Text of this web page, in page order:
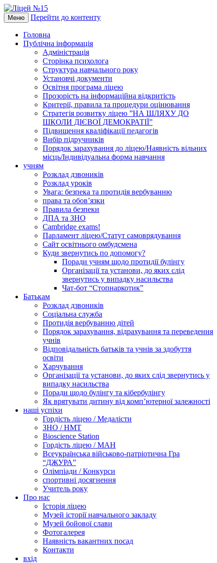
Меню Перейти до контенту
Головна
Публічна інформація
Адміністрація
Сторінка психолога
Структура навчального року
Установчі документи
Освітня програма ліцею
Прозорість на інформаційна відкритість
Критерії, правила та процедури оцінювання
Стратегія розвитку ліцею ”НА ШЛЯХУ ДО
ШКОЛИ ДІЄВОЇ ДЕМОКРАТІЇ”
Підвищення кваліфікації педагогів
Вибір підручників
Порядок зарахування до ліцею/Наявність вільних
місць/Індивідуальна форма навчання
учням
Розклад дзвоників
Розклад уроків
Увага: безпека та протидія вербуванню
права та обов’язки
Правила безпеки
ДПА та ЗНО
Cambridge exams!
Парламент ліцею/Статут самоврядування
Сайт освітнього омбудсмена
Куди звернутись по допомогу?
Поради учням щодо протидії булінгу
Організації та установи, до яких слід
звернутись у випадку насильства
Чат-бот “Стопнаркотик”
Батькам
Розклад дзвоників
Соціальна служба
Протидія вербуванню дітей
Порядок зарахування, відрахування та переведення
учнів
Відповідальність батьків та учнів за здобуття
освіти
Харчування
Організації та установи, до яких слід звернутись у
випадку насильства
Поради щодо булінгу та кібербулінгу
Як врятувати дитину від комп’ютерної залежності
наші успіхи
Гордість ліцею / Медалісти
ЗНО / НМТ
Bioscience Station
Гордість ліцею / МАН
Всеукраїнська військово-патріотична Гра
“ДЖУРА”
Олімпіади / Конкурси
спортивні досягнення
Учитель року
Про нас
Історія ліцею
Музей історії навчального закладу
Музей бойової слави
Фотогалерея
Наявність вакантних посад
Контакти
вхід